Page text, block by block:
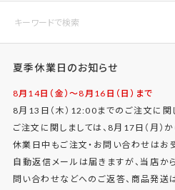
夏季休業日のお知らせ
8月14日（金）〜8月16日（日）まで
8月13日（木）12:00までのご注文に関
ご注文に関しましては、8月17日（月）か
休業日中もご注文・お問い合わせはお
自動返信メールは届きますが、当店か
問い合わせなどへのご返答、商品発送